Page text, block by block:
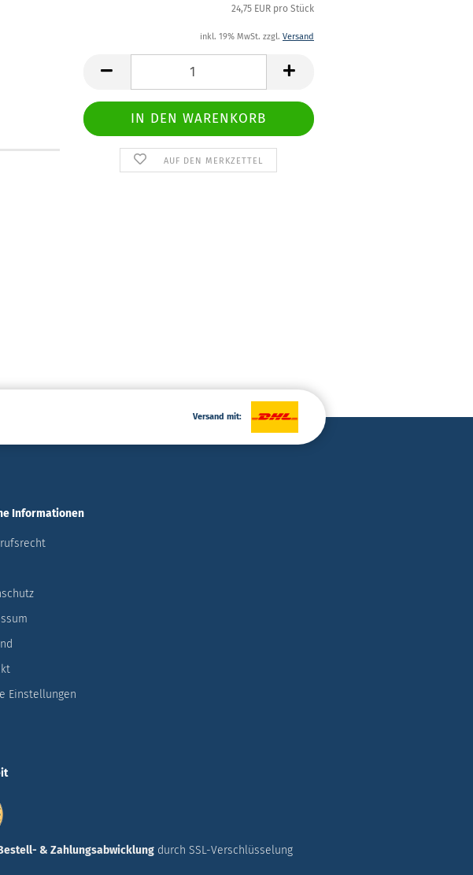
24,75 EUR pro Stück
inkl. 19% MwSt. zzgl. Versand
AUF DEN MERKZETTEL
Versand mit:
Informationen
Einstellungen
& Zahlungsabwicklung durch SSL-Verschlüsselung